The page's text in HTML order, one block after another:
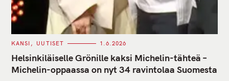
C
T
E
G
O
KANSI UUTISET 1.6.2026
Helsinkiläiselle Grönille kaksi Michelin-tähteä –
Michelin-oppaassa on nyt 34 ravintolaa Suomesta